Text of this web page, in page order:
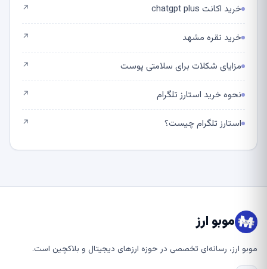
خرید اکانت chatgpt plus ↗
خرید نقره مشهد ↗
مزایای شکلات برای سلامتی پوست ↗
نحوه خرید استارز تلگرام ↗
استارز تلگرام چیست؟ ↗
موبو ارز
موبو ارز، رسانه‌ای تخصصی در حوزه ارزهای دیجیتال و بلاکچین است.